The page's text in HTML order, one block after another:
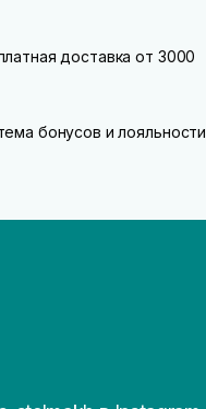
доставка от 3000
бонусов и лояльности